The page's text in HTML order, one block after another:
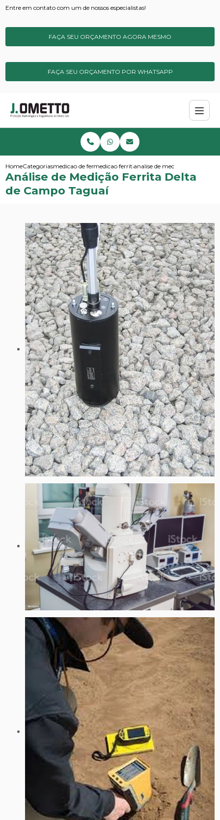
Entre em contato com um de nossos especialistas!
FAÇA SEU ORÇAMENTO AGORA MESMO
FAÇA SEU ORÇAMENTO POR WHATSAPP
HomeCategoriasmedicao de ferritamedicao ferrita de campoanalise de medicao ferrita
Análise de Medição Ferrita Delta
de Campo Taguaí